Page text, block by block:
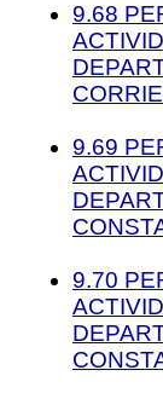
9.68
9.69
9.70